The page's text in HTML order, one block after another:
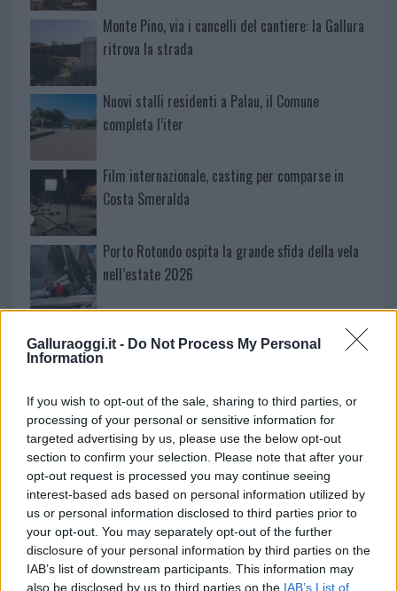
Galluraoggi.it - Do Not Process My Personal
Information
If you wish to opt-out of the sale, sharing to third parties, or
processing of your personal or sensitive information for
targeted advertising by us, please use the below opt-out
section to confirm your selection. Please note that after your
opt-out request is processed you may continue seeing
interest-based ads based on personal information utilized by
us or personal information disclosed to third parties prior to
your opt-out. You may separately opt-out of the further
disclosure of your personal information by third parties on the
IAB’s list of downstream participants. This information may
also be disclosed by us to third parties on the IAB’s List of
Monte Pino, via i cancelli del cantiere: la Gallura
ritrova la strada
Nuovi stalli residenti a Palau, il Comune
completa l’iter
Film internazionale, casting per comparse in
Costa Smeralda
Porto Rotondo ospita la grande sfida della vela
nell’estate 2026
caviale e sabbia rubata
Migliori cliniche di estetica medicale avanzata
in Europa: classifica dei 5 centri di riferimento
pe…